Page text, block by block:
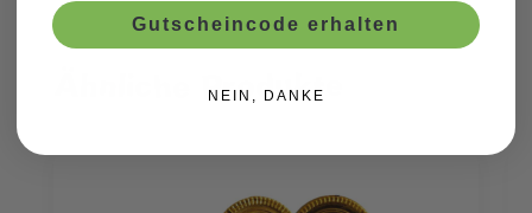
Ähnliche Produkte
Gutscheincode erhalten
NEIN, DANKE